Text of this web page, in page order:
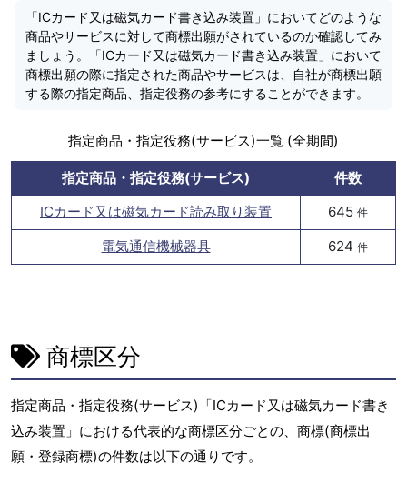
「ICカード又は磁気カード書き込み装置」においてどのような
商品やサービスに対して商標出願がされているのか確認してみ
ましょう。「ICカード又は磁気カード書き込み装置」において
商標出願の際に指定された商品やサービスは、自社が商標出願
する際の指定商品、指定役務の参考にすることができます。
指定商品・指定役務(サービス)一覧 (全期間)
指定商品・指定役務(サービス)
件数
ICカード又は磁気カード読み取り装置
645 件
電気通信機械器具 624 件
商標区分
指定商品・指定役務(サービス)「ICカード又は磁気カード書き
込み装置」における代表的な商標区分ごとの、商標(商標出
願・登録商標)の件数は以下の通りです。